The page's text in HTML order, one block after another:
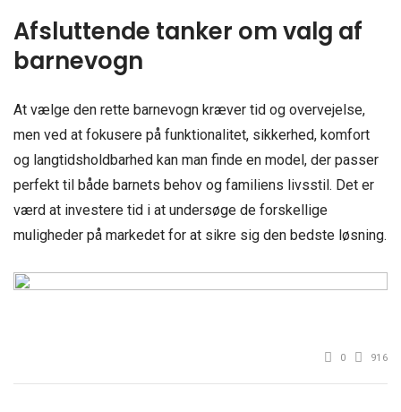
Afsluttende tanker om valg af
barnevogn
At vælge den rette barnevogn kræver tid og overvejelse,
men ved at fokusere på funktionalitet, sikkerhed, komfort
og langtidsholdbarhed kan man finde en model, der passer
perfekt til både barnets behov og familiens livsstil. Det er
værd at investere tid i at undersøge de forskellige
muligheder på markedet for at sikre sig den bedste løsning.
0 916